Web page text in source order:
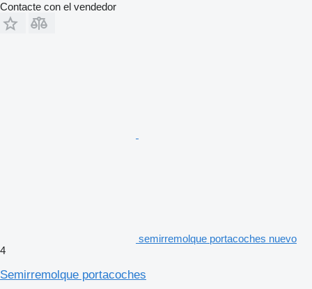
Contacte con el vendedor
semirremolque portacoches nuevo
4
Semirremolque portacoches